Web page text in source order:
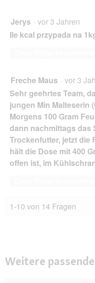
Jerys · vor 3 Jahren
Ile kcal przypada na
Freche Maus · vor 3
Sehr geehrtes Team,
jungen Min Malteserin
Morgens 100 Gram
dann nachmittags das
Trockenfutter, jetzt die
hält die Dose mit 400
offen ist, im
1-10 von 14 Fragen
Weitere